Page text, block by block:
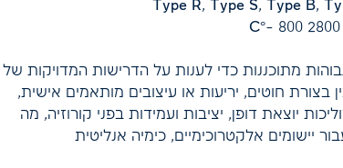
מתוכננות כדי לענות על הדרישות המדויקות של
בצורת חוטים, יריעות או עיצובים מותאמים אישית,
יוצאת דופן, יציבות ועמידות בפני קורוזיה, מה
יישומים אלקטרוכימיים, כימיה אנליטית